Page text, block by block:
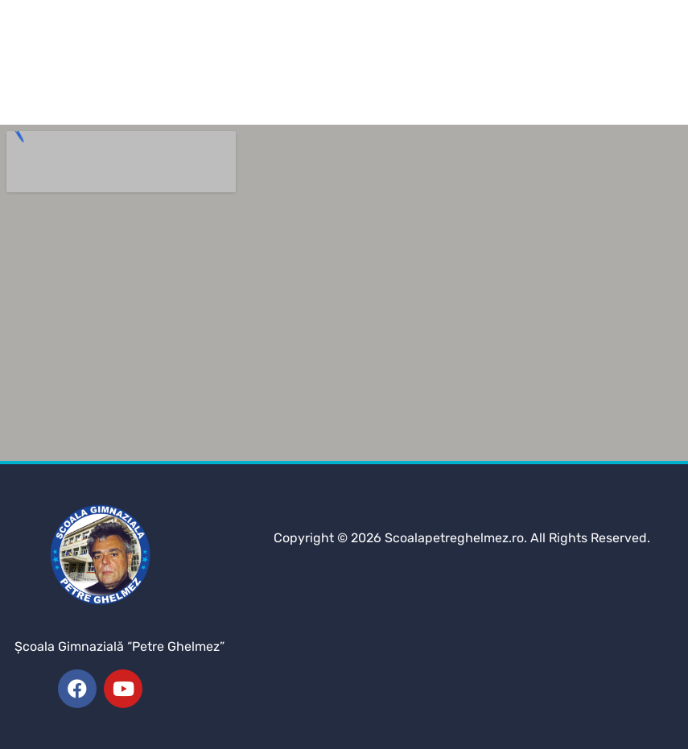
Şcoala Gimnazială “Petre Ghelmez”
Copyright © 2026 Scoalapetreghelmez.ro. All Rights Reserved.